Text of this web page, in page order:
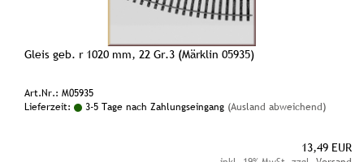
Gleis geb. r 1020 mm, 22 Gr.3 (Märklin 05935)
Art.Nr.: M05935
Lieferzeit:
3-5 Tage nach Zahlungseingang (Ausland abweichend)
13,49 EUR